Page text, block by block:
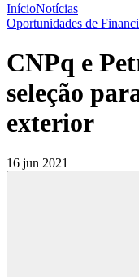
InícioNotícias
Oportunidades de
CNPq e
seleção
exterior
16 jun 2021